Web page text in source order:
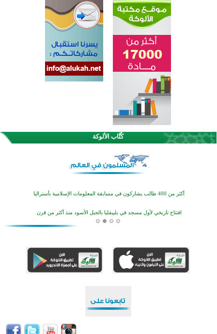
كُتَّاب الألوكة
القرآن والتربية في صدارة البرامج الصيفية للمسلمين في بينزا وساراتوف وموردوفيا هذا العام
اختتام الدورة التاسعة لمسابقة حفظ وتلاوة القرآن الكريم في أزناكاييف
أكثر من 100 شخص يتعرفون على الإسلام خلال يوم المسجد المفتوح في ميلفيل
اختتام منافسات قرآنية متميزة في بنغلاديش بمشاركة 3000 متسابق
منطقة ريبوفسي تحتفل بميلاد مسجد جديد في أجواء إيمانية مميزة
القرآن والتربية في صدارة البرامج الصيفية للمسلمين في بينزا وساراتوف وموردوفيا هذا العام